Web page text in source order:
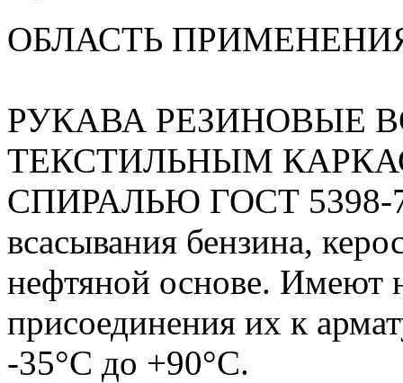
ОБЛАСТЬ
РУКАВА РЕЗИНОВЫЕ
ТЕКСТИЛЬНЫМ
СПИРАЛЬЮ ГОСТ 5398-
всасывания бензина,
нефтяной основе. Имеют
присоединения их к
-35°С до +90°С.